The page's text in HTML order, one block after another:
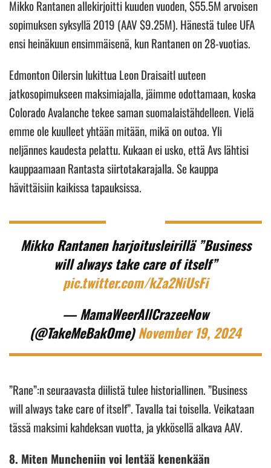
Mikko Rantanen allekirjoitti kuuden vuoden, $55.5M arvoisen
sopimuksen syksyllä 2019 (AAV $9.25M). Hänestä tulee UFA
ensi heinäkuun ensimmäisenä, kun Rantanen on 28-vuotias.
Edmonton Oilersin lukittua Leon Draisaitl uuteen
jatkosopimukseen maksimiajalla, jäimme odottamaan, koska
Colorado Avalanche tekee saman suomalaistähdelleen. Vielä
emme ole kuulleet yhtään mitään, mikä on outoa. Yli
neljännes kaudesta pelattu. Kukaan ei usko, että Avs lähtisi
kauppaamaan Rantasta siirtotakarajalla. Se kauppa
hävittäisiin kaikissa tapauksissa.
Mikko Rantanen harjoitusleirillä ”Business
will always take care of itself”
pic.twitter.com/kZa2NiUsFi
— MamaWeerAllCrazeeNow
(@TakeMeBakOme)November 19, 2024
”Rane”:n seuraavasta diilistä tulee historiallinen. ”Business
will always take care of itself”. Tavalla tai toisella. Veikataan
tässä maksimi kahdeksan vuotta, ja ykkösellä alkava AAV.
8. Miten Muncheniin voi lentää kenenkään